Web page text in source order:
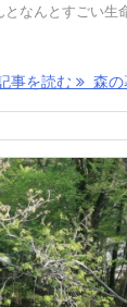
なんとすごい生
事を読む 森の